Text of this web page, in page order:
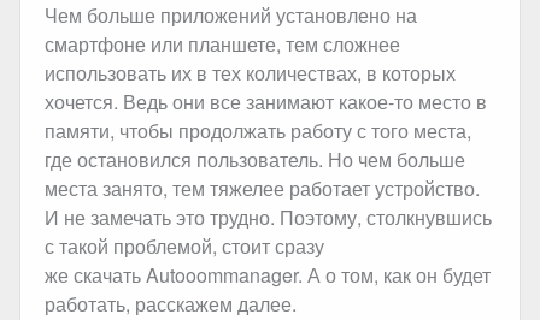
Чем больше приложений установлено на
смартфоне или планшете, тем сложнее
использовать их в тех количествах, в которых
хочется. Ведь они все занимают какое-то место в
памяти, чтобы продолжать работу с того места,
где остановился пользователь. Но чем больше
места занято, тем тяжелее работает устройство.
И не замечать это трудно. Поэтому, столкнувшись
с такой проблемой, стоит сразу
же скачать Autooommanager. А о том, как он будет
работать, расскажем далее.